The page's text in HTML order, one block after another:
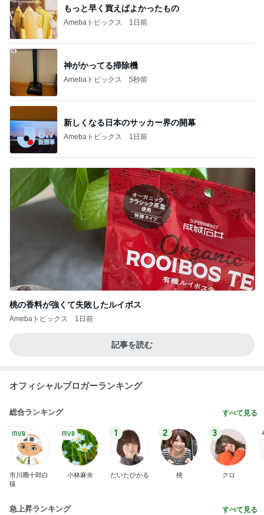
もっと早く買えばよかったもの
Amebaトピックス 1日前
神がかってる掃除機
Amebaトピックス 5秒前
新しくなる日本のサッカー界の開幕
Amebaトピックス 1日前
桃の香料が強くて失敗したルイボス
Amebaトピックス 1日前
記事を読む
オフィシャルブロガーランキング
総合ランキング すべて見る
市川團十郎白
猿
小林麻央
1
だいたひかる
2
桃
3
クロ
急上昇ランキング すべて見る